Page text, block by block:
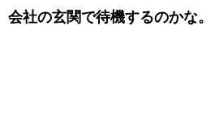
会社の玄関で待機するのかな。